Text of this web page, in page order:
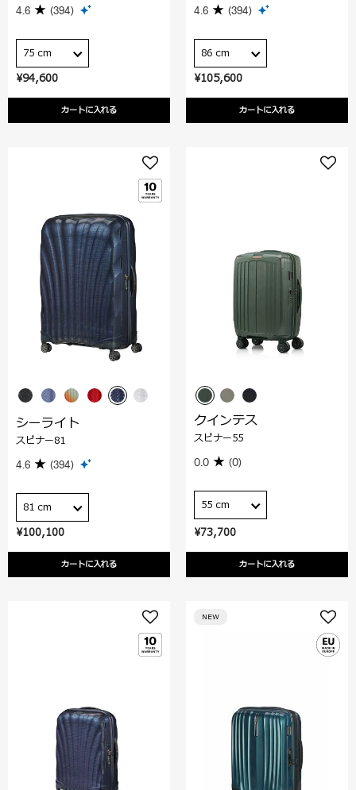
¥94,600
カートに入れる
4.6 (394)
75 cm
¥105,600
カートに入れる
4.6 (394)
86 cm
¥100,100
カートに入れる
シーライト
スピナー81
4.6 (394)
81 cm
¥73,700
カートに入れる
クインテス
スピナー55
0.0 (0)
55 cm
NEW